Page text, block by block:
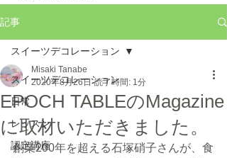
記事
スイーツデコレーション
日常
レッスン
認定講座
スイーツデコレーション
EPOCH TABLEのMagazine
に取材いただきました。
Misaki Tanabe
2020年8月26日 読了時間: 1分
創業200年を超える石塚硝子さんが、食